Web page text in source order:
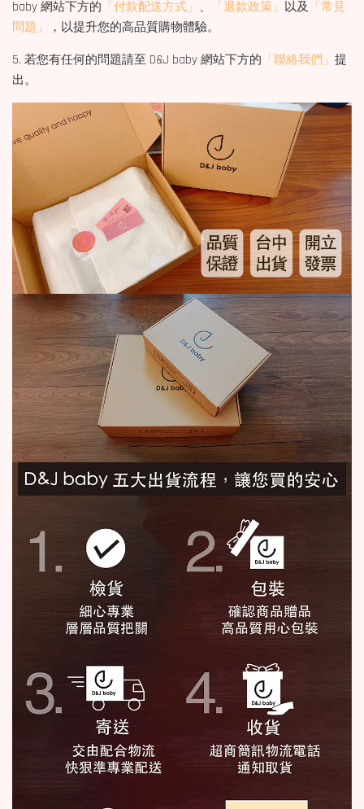
baby 網站下方的 「付款配送方式」 、 「退款政策」 以及 「常見
問題」
，以提升您的高品質購物體驗。
5. 若您有任何的問題請至 D&J baby 網站下方的 「聯絡我們」 提
出。